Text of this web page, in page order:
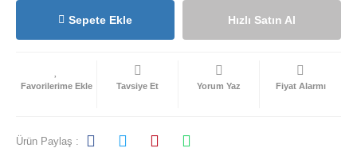
Sepete Ekle Hızlı Satın Al
Tavsiye Et Yorum Yaz Fiyat Alarmı
Ürün Paylaş :